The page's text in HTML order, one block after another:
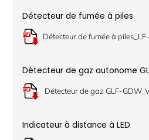
Détecteur de fumée à piles
Détecteur de fumée à
Détecteur de gaz autonome
Détecteur de gaz GLF-
Indicateur à distance à LED